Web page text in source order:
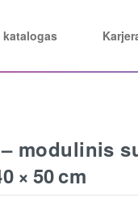
modulinis
× 50 cm